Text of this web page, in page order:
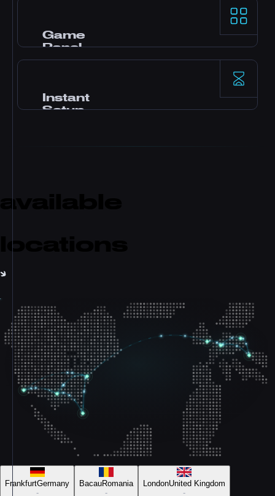
AMD Ryzen 9-processors en NVMe SSD-opslag
voor veeleisende game servers.
Game
Panel
en real-time monitoring.
Instant
Setup
FrankfurtGermany
-
BacauRomania
-
LondonUnited Kingdom
-